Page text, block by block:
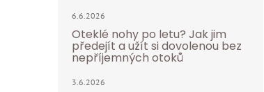
6.6.2026
Oteklé nohy po letu? Jak jim
předejít a užít si dovolenou bez
nepříjemných otoků
3.6.2026